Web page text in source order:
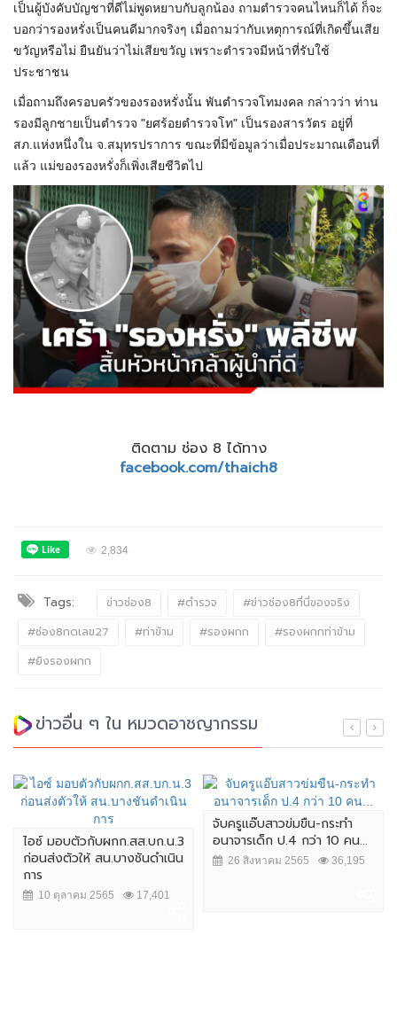
เป็นผู้บังคับบัญชาที่ดีไม่พูดหยาบกับลูกน้อง ถามตำรวจคนไหนก็ได้ ก็จะ
บอกว่ารองหรั่งเป็นคนดีมากจริงๆ เมื่อถามว่ากับเหตุการณ์ที่เกิดขึ้นเสีย
ขวัญหรือไม่ ยืนยันว่าไม่เสียขวัญ เพราะตำรวจมีหน้าที่รับใช้
ประชาชน
เมื่อถามถึงครอบครัวของรองหรั่งนั้น พันตำรวจโทมงคล กล่าวว่า ท่าน
รองมีลูกชายเป็นตำรวจ "ยศร้อยตำรวจโท" เป็นรองสารวัตร อยู่ที่
สภ.แห่งหนึ่งใน จ.สมุทรปราการ ขณะที่มีข้อมูลว่าเมื่อประมาณเดือนที่
แล้ว แม่ของรองหรั่งก็เพิ่งเสียชีวิตไป
ติดตาม ช่อง 8 ได้ทาง
facebook.com/thaich8
2,834
Tags: ข่าวช่อง8 #ตำรวจ
#ข่าวช่อง8ที่นี่ของจริง
#ช่อง8กดเลข27
#ท่าข้าม #รองผกก
#รองผกกท่าข้าม
#ยิงรองผกก
ข่าวอื่น ๆ ใน หมวดอาชญากรรม
ไอซ์ มอบตัวกับผกก.สส.บก.น.3
ก่อนส่งตัวให้ สน.บางชันดำเนิน
การ
10 ตุลาคม 2565 17,401
จับครูแอ๊บสาวข่มขืน-กระทำ
อนาจารเด็ก ป.4 กว่า 10 คน...
26 สิงหาคม 2565 36,195